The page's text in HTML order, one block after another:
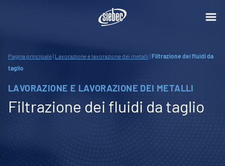
Pagina principale| Lavorazione e lavorazione dei metalli |Filtrazione dei fluidi da
taglio
LAVORAZIONE E LAVORAZIONE DEI METALLI
Filtrazione dei fluidi da taglio